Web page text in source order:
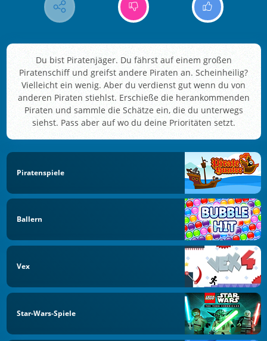
Du bist Piratenjäger. Du fährst auf einem großen
Piratenschiff und greifst andere Piraten an. Scheinheilig?
Vielleicht ein wenig. Aber du verdienst gut wenn du von
anderen Piraten stiehlst. Erschieße die herankommenden
Piraten und sammle die Schätze ein, die du unterwegs
siehst. Pass aber auf wo du deine Prioritäten setzt.
Piratenspiele
Ballern
Vex
Star-Wars-Spiele